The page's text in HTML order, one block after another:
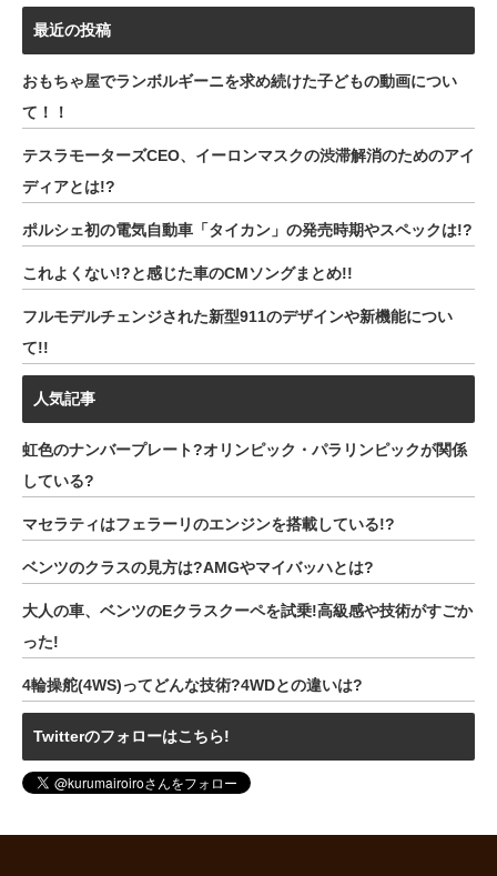
最近の投稿
おもちゃ屋でランボルギーニを求め続けた子どもの動画につい
て！！
テスラモーターズCEO、イーロンマスクの渋滞解消のためのアイ
ディアとは!?
ポルシェ初の電気自動車「タイカン」の発売時期やスペックは!?
これよくない!?と感じた車のCMソングまとめ!!
フルモデルチェンジされた新型911のデザインや新機能につい
て!!
人気記事
虹色のナンバープレート?オリンピック・パラリンピックが関係
している?
マセラティはフェラーリのエンジンを搭載している!?
ベンツのクラスの見方は?AMGやマイバッハとは?
大人の車、ベンツのEクラスクーペを試乗!高級感や技術がすごか
った!
4輪操舵(4WS)ってどんな技術?4WDとの違いは?
Twitterのフォローはこちら!